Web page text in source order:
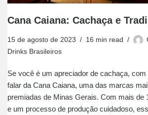
Cana Caiana: Cachaça e
15 de agosto de 2023 16 min read
Drinks Brasileiros
Se você é um apreciador de cachaça,
falar da Cana Caiana, uma das marcas
premiadas de Minas Gerais. Com mais de
e um processo de produção cuidadoso,